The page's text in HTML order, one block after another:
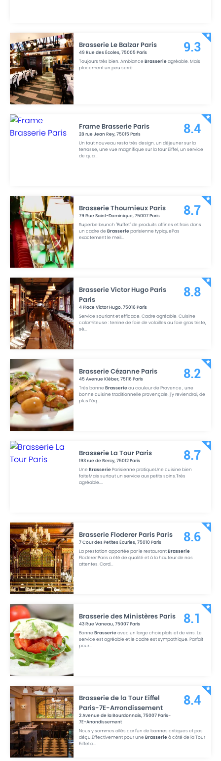
Brasserie Le Balzar Paris
49 Rue des Écoles,75005Paris
Toujours très bien. AmbianceBrasserieagréable. Mais
placement un peu serré....
9.3
Frame Brasserie Paris
28 rue Jean Rey,75015Paris
Un tout nouveau resto très design, un déjeuner sur la
terrasse, une vue magnifique sur la tour Eiffel, un service
de qua...
8.4
Brasserie Thoumieux Paris
79 Rue Saint-Dominique,75007Paris
Superbe brunch "Buffet" de produits affines et frais dans
un cadre deBrasserieparisienne typiquePas
exactement le meil...
8.7
Brasserie Victor Hugo Paris
Paris
4 Place Victor Hugo,75016Paris
Service souriant et efficace. Cadre agréable. Cuisine
calamiteuse : terrine de foie de volailles au foie gras triste,
sè...
8.8
Brasserie Cézanne Paris
45 Avenue Kléber,75116Paris
Très bonneBrasserieau couleur de Provence , une
bonne cuisine traditionnelle provençale, j’y reviendrai, de
plus l’éq...
8.2
Brasserie La Tour Paris
193 rue de Bercy,75012Paris
UneBrasserieParisienne pratiqueUne cuisine bien
faiteMais surtout un service aux petits soins.Très
agréable....
8.7
Brasserie Floderer Paris Paris
7 Cour des Petites Écuries,75010Paris
La prestation apportée par le restaurantBrasserie
Floderer Paris a été de qualité et à la hauteur de nos
attentes. Cord...
8.6
Brasserie des Ministères Paris
43 Rue Vaneau,75007Paris
BonneBrasserieavec un large choix plats et de vins. Le
service est agréable et le cadre est sympathique. Parfait
pour...
8.1
Brasserie de la Tour Eiffel
Paris-7E-Arrondissement
2 Avenue de la Bourdonnais,75007Paris-
7E-Arrondissement
Nous y sommes allés car l'un de bonnes critiques et pas
déçu.Effectivement pour uneBrasserieà côté de la Tour
Eiffel c...
8.4